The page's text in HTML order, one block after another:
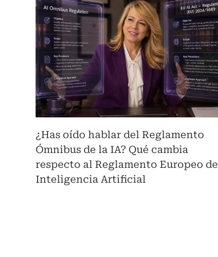
¿Has oído hablar del Reglamento
Ómnibus de la IA? Qué cambia
respecto al Reglamento Europeo de
Inteligencia Artificial